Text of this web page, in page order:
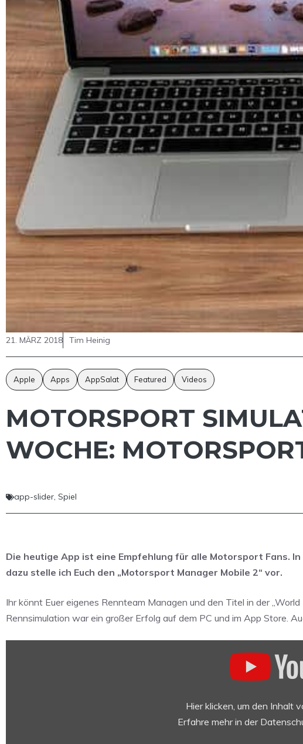
21. MÄRZ 2018 Tim Heinig
Apple Apps AppSalat Featured Videos
MOTORSPORT
WOCHE:
app-slider, Spiel
Die heutige App ist eine Empfehlung für alle Motorsport Fans.
dazu stelle ich Euch den „Motorsport Manager Mobile 2“ vor.
Ihr könnt Euer eigenes Rennteam Managen und den Titel in der
Rennsimulation war ein großer Erfolg auf dem PC und im App Store.
Hier klicken, um den Inhalt
Erfahre mehr in der